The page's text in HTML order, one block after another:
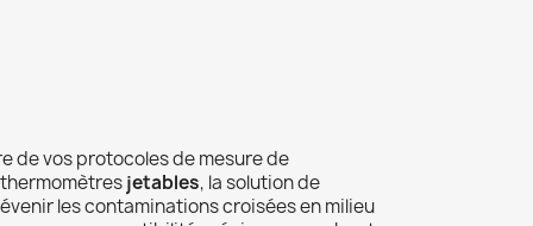
de vos protocoles de mesure de
jetables, la solution de
les contaminations croisées en milieu